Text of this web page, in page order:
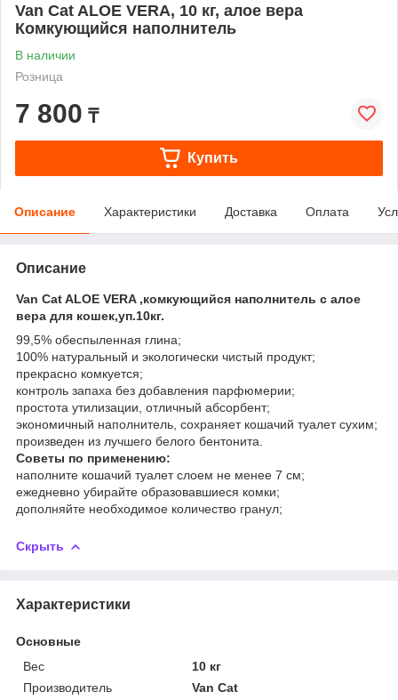
Van Cat ALOE VERA, 10 кг, алое вера
Комкующийся наполнитель
В наличии
Розница
7 800 ₸
Купить
Описание Характеристики Доставка Оплата
Описание
Van Cat ALOE VERA ,комкующийся наполнитель c алое
вера для кошек,уп.10кг.
99,5% обеспыленная глина;
100% натуральный и экологически чистый продукт;
прекрасно комкуется;
контроль запаха без добавления парфюмерии;
простота утилизации, отличный абсорбент;
экономичный наполнитель, сохраняет кошачий туалет сухим;
произведен из лучшего белого бентонита.
Советы по применению:
наполните кошачий туалет слоем не менее 7 см;
ежедневно убирайте образовавшиеся комки;
дополняйте необходимое количество гранул;
Скрыть
Характеристики
Основные
Вес
10 кг
Производитель
Van Cat